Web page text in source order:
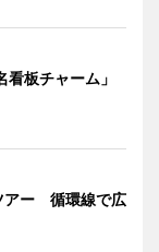
板チャーム」
アー 循環線で広